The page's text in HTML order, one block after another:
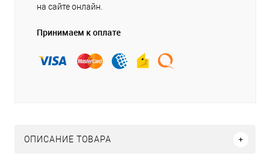
на сайте онлайн.
Принимаем к оплате
ОПИСАНИЕ ТОВАРА